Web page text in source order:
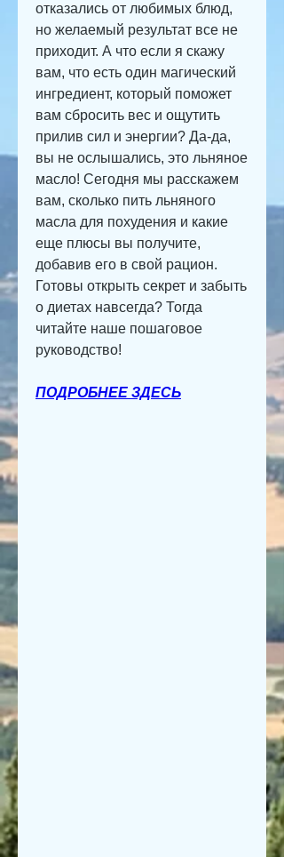
отказались от любимых блюд,
но желаемый результат все не
приходит. А что если я скажу
вам, что есть один магический
ингредиент, который поможет
вам сбросить вес и ощутить
прилив сил и энергии? Да-да,
вы не ослышались, это льняное
масло! Сегодня мы расскажем
вам, сколько пить льняного
масла для похудения и какие
еще плюсы вы получите,
добавив его в свой рацион.
Готовы открыть секрет и забыть
о диетах навсегда? Тогда
читайте наше пошаговое
руководство!
ПОДРОБНЕЕ ЗДЕСЬ